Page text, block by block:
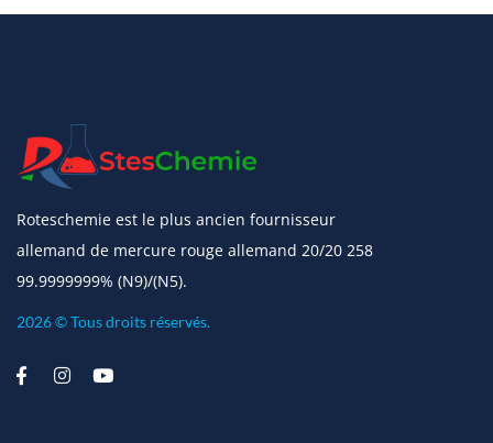
Roteschemie est le plus ancien fournisseur
allemand de mercure rouge allemand 20/20 258
99.9999999% (N9)/(N5).
2026 © Tous droits réservés.